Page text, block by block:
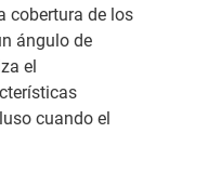
cobertura de los
ángulo de
el
cuando el